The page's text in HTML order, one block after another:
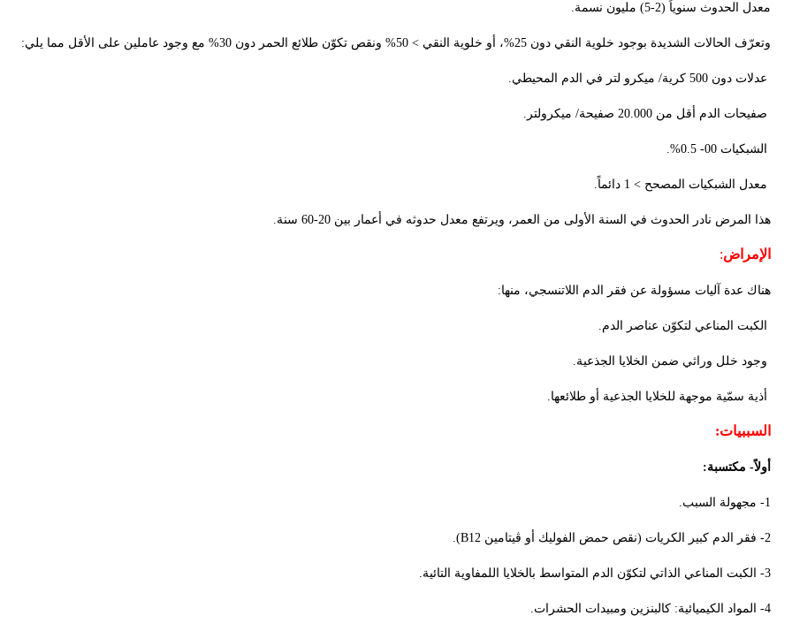
معدل الحدوث سنوياً (2-5) مليون نسمة.
وتعرّف الحالات الشديدة بوجود خلوية النقي دون 25%، أو خلوية النقي > 50% ونقص تكوّن طلائع الحمر دون 30% مع وجود عاملين على الأقل مما يلي:
عدلات دون 500 كرية/ ميكرو لتر في الدم المحيطي.
صفيحات الدم أقل من 20.000 صفيحة/ ميكرولتر.
الشبكيات 00- 0.5%.
معدل الشبكيات المصحح > 1 دائماً.
هذا المرض نادر الحدوث في السنة الأولى من العمر، ويرتفع معدل حدوثه في أعمار بين 20-60 سنة.
الإمراض:
هناك عدة آليات مسؤولة عن فقر الدم اللاتنسجي، منها:
الكبت المناعي لتكوّن عناصر الدم.
وجود خلل وراثي ضمن الخلايا الجذعية.
أذية سمّية موجهة للخلايا الجذعية أو طلائعها.
السببيات:
أولاً- مكتسبة:
1- مجهولة السبب.
2- فقر الدم كبير الكريات (نقص حمض الفوليك أو ڤيتامين B12
).
3- الكبت المناعي الذاتي لتكوّن الدم المتواسط بالخلايا اللمفاوية التائية.
4- المواد الكيميائية: كالبنزين ومبيدات الحشرات.